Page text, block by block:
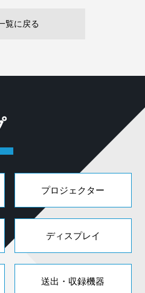
覧に戻る
プロジェクター
ディスプレイ
送出・収録機器